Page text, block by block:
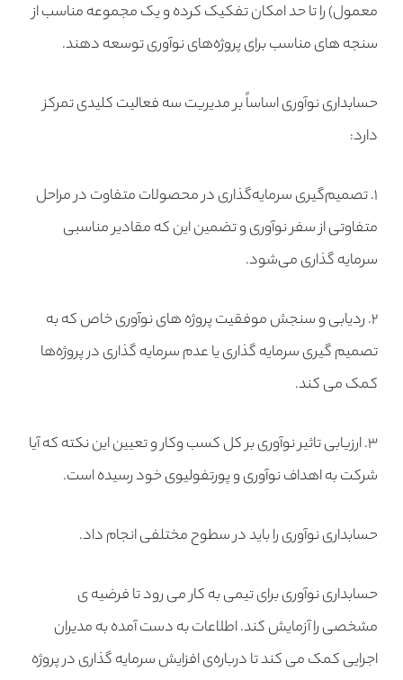
معمول) را تا حد امکان تفکیک کرده و یک مجموعه مناسب از
سنجه های مناسب برای پروژه‌های نوآوری توسعه دهند.
حسابداری نوآوری اساساً بر مدیریت سه فعالیت کلیدی تمرکز
دارد:
۱. تصمیم‌گیری سرمایه‌گذاری در محصولات متفاوت در مراحل
متفاوتی از سفر نوآوری و تضمین این که مقادیر مناسبی
سرمایه گذاری می‌شود.
۲. ردیابی و سنجش موفقیت پروژه های نوآوری خاص که به
تصمیم گیری سرمایه گذاری یا عدم سرمایه گذاری در پروژه‌ها
کمک می کند.
۳. ارزیابی تاثیر نوآوری بر کل کسب وکار و تعیین این نکته که آیا
شرکت به اهداف نوآوری و پورتفولیوی خود رسیده است.
حسابداری نوآوری را باید در سطوح مختلفی انجام داد.
حسابداری نوآوری برای تیمی به کار می رود تا فرضیه ی
مشخصی را آزمایش کند. اطلاعات به دست آمده به مدیران
اجرایی کمک می کند تا درباره‌ی افزایش سرمایه گذاری در پروژه